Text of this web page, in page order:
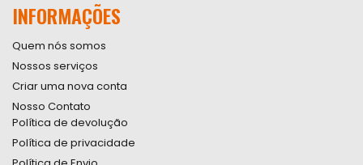
INFORMAÇÕES
Quem nós somos
Nossos serviços
Criar uma nova conta
Nosso Contato
Política de devolução
Política de privacidade